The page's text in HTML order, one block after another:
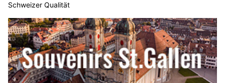
Schweizer Qualität